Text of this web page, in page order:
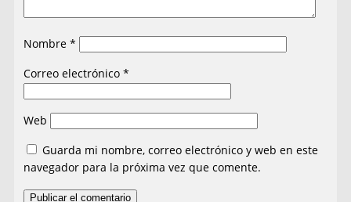
Nombre*
Correo electrónico*
Web
Guarda mi nombre, correo electrónico y web en este
navegador para la próxima vez que comente.